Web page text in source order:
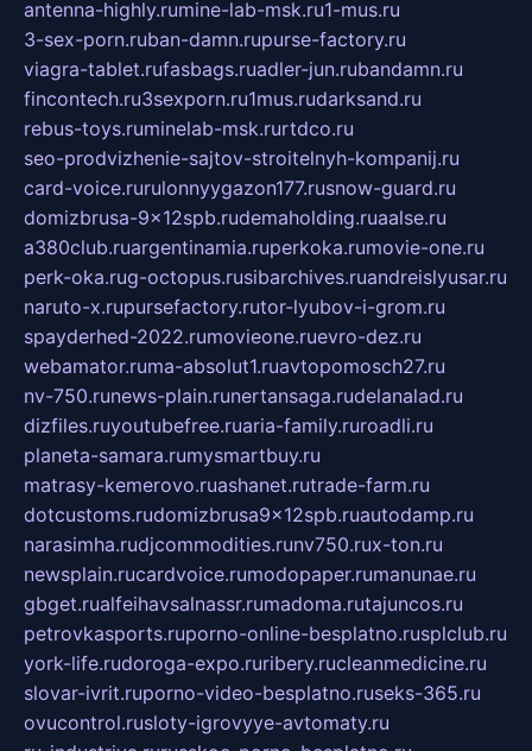
antenna-highly.rumine-lab-msk.ru1-mus.ru
3-sex-porn.ruban-damn.rupurse-factory.ru
viagra-tablet.rufasbags.ruadler-jun.rubandamn.ru
fincontech.ru3sexporn.ru1mus.rudarksand.ru
rebus-toys.ruminelab-msk.rurtdco.ru
seo-prodvizhenie-sajtov-stroitelnyh-kompanij.ru
card-voice.rurulonnyygazon177.rusnow-guard.ru
domizbrusa-9x12spb.rudemaholding.ruaalse.ru
a380club.ruargentinamia.ruperkoka.rumovie-one.ru
perk-oka.rug-octopus.rusibarchives.ruandreislyusar.ru
naruto-x.rupursefactory.rutor-lyubov-i-grom.ru
spayderhed-2022.rumovieone.ruevro-dez.ru
webamator.ruma-absolut1.ruavtopomosch27.ru
nv-750.runews-plain.runertansaga.rudelanalad.ru
dizfiles.ruyoutubefree.ruaria-family.ruroadli.ru
planeta-samara.rumysmartbuy.ru
matrasy-kemerovo.ruashanet.rutrade-farm.ru
dotcustoms.rudomizbrusa9x12spb.ruautodamp.ru
narasimha.rudjcommodities.runv750.rux-ton.ru
newsplain.rucardvoice.rumodopaper.rumanunae.ru
gbget.rualfeihavsalnassr.rumadoma.rutajuncos.ru
petrovkasports.ruporno-online-besplatno.rusplclub.ru
york-life.rudoroga-expo.ruribery.rucleanmedicine.ru
slovar-ivrit.ruporno-video-besplatno.ruseks-365.ru
ovucontrol.rusloty-igrovyye-avtomaty.ru